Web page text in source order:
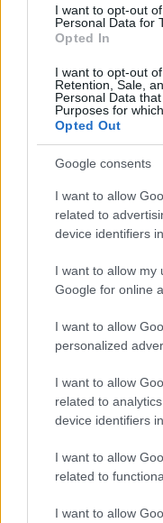
I want to opt-out
Personal Data for
Opted In
I want to opt-out
Retention, Sale,
Personal Data
Purposes for
Opted Out
Google consents
I want to allow
related to
device identifiers
I want to allow my
Google for online
I want to allow
personalized
I want to allow
related to
device identifiers
I want to allow
related to
I want to allow
Készíts
A Túró Rudi egy
melynek szinte
például ezen
féle Rudi, mégis
a Fitt Rudi
kezdeti
egészségesnek
marketing fogás,
kicsit mások
csokirétegnek is
nem az igazi, DE
kicsit
igazi Túró Rudit.